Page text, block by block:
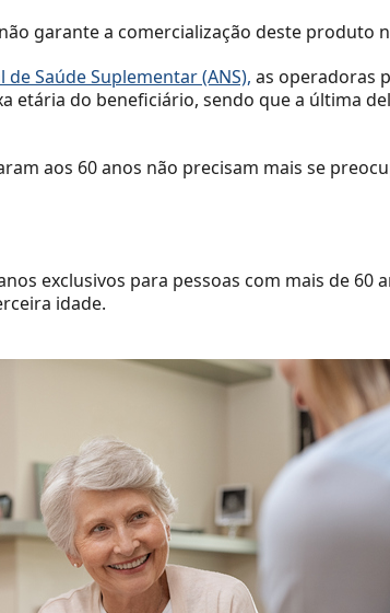
garante a comercialização deste produto
de Saúde Suplementar (ANS), as operadoras
etária do beneficiário, sendo que a última
aos 60 anos não precisam mais se
exclusivos para pessoas com mais de 60
idade.